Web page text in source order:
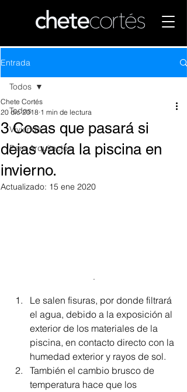
Entrada
Todos
Vivienda
Para Arquitectos
Todos
3 Cosas que pasará si
dejas vacía la piscina en
invierno.
Chete Cortés
20 dic 2018 1 min de lectura
Actualizado: 15 ene 2020
.
Le salen fisuras, por donde filtrará
el agua, debido a la exposición al
exterior de los materiales de la
piscina, en contacto directo con la
humedad exterior y rayos de sol.
También el cambio brusco de
temperatura hace que los